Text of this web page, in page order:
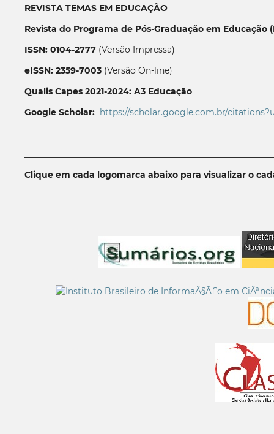
REVISTA TEMAS EM EDUCAÇÃO
Revista do Programa de Pós-Graduação em Educação
ISSN: 0104-2777(Versão Impressa)
eISSN: 2359-7003(Versão On-line)
Qualis Capes 2021-2024: A3 Educação
Google Scholar: https://scholar.google.com.br/
Clique em cada logomarca abaixo para visualizar o